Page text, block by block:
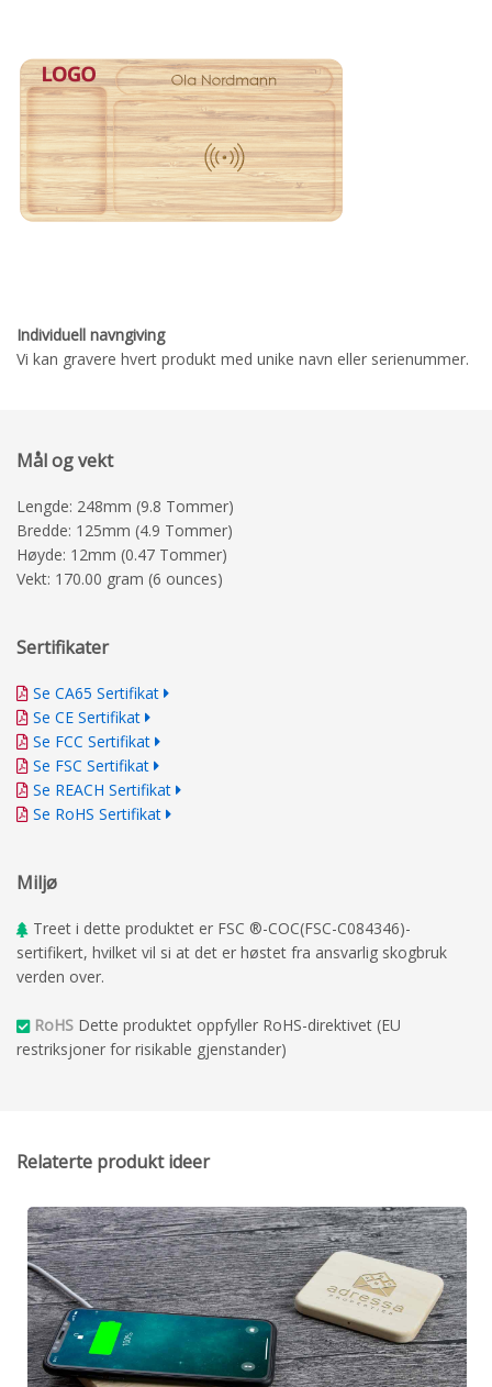
Individuell navngiving
Vi kan gravere hvert produkt med unike navn eller serienummer.
Mål og vekt
Lengde: 248mm (9.8 Tommer)
Bredde: 125mm (4.9 Tommer)
Høyde: 12mm (0.47 Tommer)
Vekt: 170.00 gram (6 ounces)
Sertifikater
Se CA65 Sertifikat
Se CE Sertifikat
Se FCC Sertifikat
Se FSC Sertifikat
Se REACH Sertifikat
Se RoHS Sertifikat
Miljø
Treet i dette produktet er FSC ®-COC(FSC-C084346)-
sertifikert, hvilket vil si at det er høstet fra ansvarlig skogbruk
verden over.
RoHS Dette produktet oppfyller RoHS-direktivet (EU
restriksjoner for risikable gjenstander)
Relaterte produkt ideer